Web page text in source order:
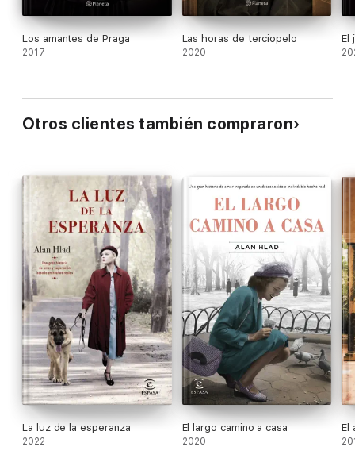
Los amantes de Praga
2017
Las horas de terciopelo
2020
El
Otros clientes también compraron
La luz de la esperanza
2022
El largo camino a casa
2020
El